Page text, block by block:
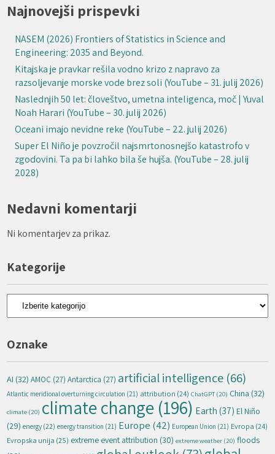
Najnovejši prispevki
NASEM (2026) Frontiers of Statistics in Science and
Engineering: 2035 and Beyond.
Kitajska je pravkar rešila vodno krizo z napravo za
razsoljevanje morske vode brez soli (YouTube – 31. julij 2026)
Naslednjih 50 let: človeštvo, umetna inteligenca, moč | Yuval
Noah Harari (YouTube – 30. julij 2026)
Oceani imajo nevidne reke (YouTube – 22. julij 2026)
Super El Niño je povzročil najsmrtonosnejšo katastrofo v
zgodovini. Ta pa bi lahko bila še hujša. (YouTube – 28. julij
2028)
Nedavni komentarji
Ni komentarjev za prikaz.
Kategorije
Kategorije
Oznake
AI (32) AMOC (27) Antarctica (27) artificial intelligence (66)
Atlantic meridional overturning circulation (21) attribution (24) ChatGPT (20) China (32)
climate (20) climate change (196) Earth (37) El Niño
(29) energy (22) energy transition (21) Europe (42) European Union (21) Evropa (24)
Evropska unija (25) extreme event attribution (30) extreme weather (20) floods